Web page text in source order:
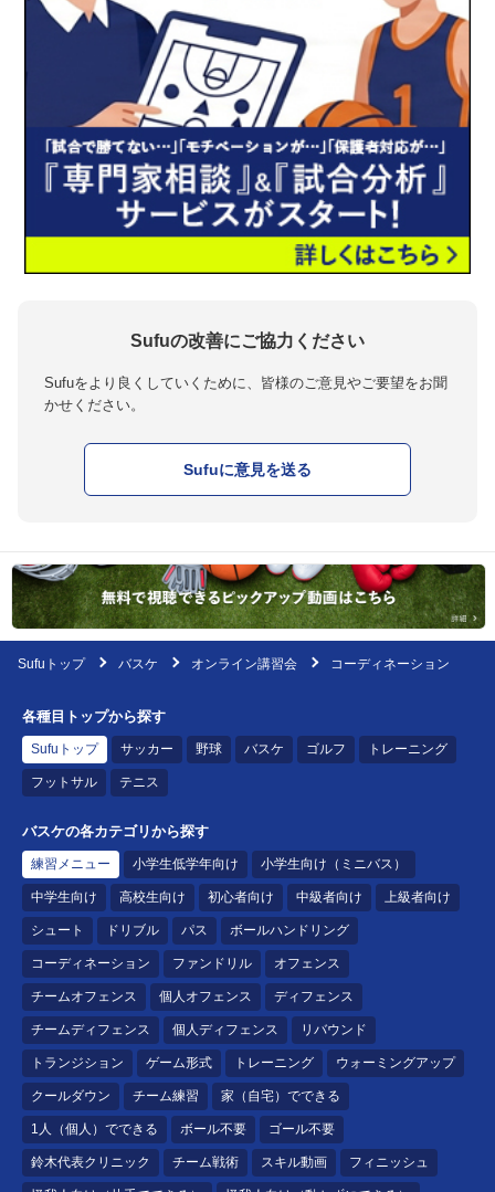
Sufuの改善にご協力ください
Sufuをより良くしていくために、皆様のご意見やご要望をお聞
かせください。
Sufuに意見を送る
Sufuトップ バスケ オンライン講習会 コーディネーション
各種目トップから探す
Sufuトップ サッカー 野球 バスケ ゴルフ トレーニング
フットサル テニス
バスケの各カテゴリから探す
練習メニュー 小学生低学年向け 小学生向け（ミニバス）
中学生向け 高校生向け 初心者向け 中級者向け 上級者向け
シュート ドリブル パス ボールハンドリング
コーディネーション ファンドリル オフェンス
チームオフェンス 個人オフェンス ディフェンス
チームディフェンス 個人ディフェンス リバウンド
トランジション ゲーム形式 トレーニング ウォーミングアップ
クールダウン チーム練習 家（自宅）でできる
1人（個人）でできる ボール不要 ゴール不要
鈴木代表クリニック チーム戦術 スキル動画 フィニッシュ